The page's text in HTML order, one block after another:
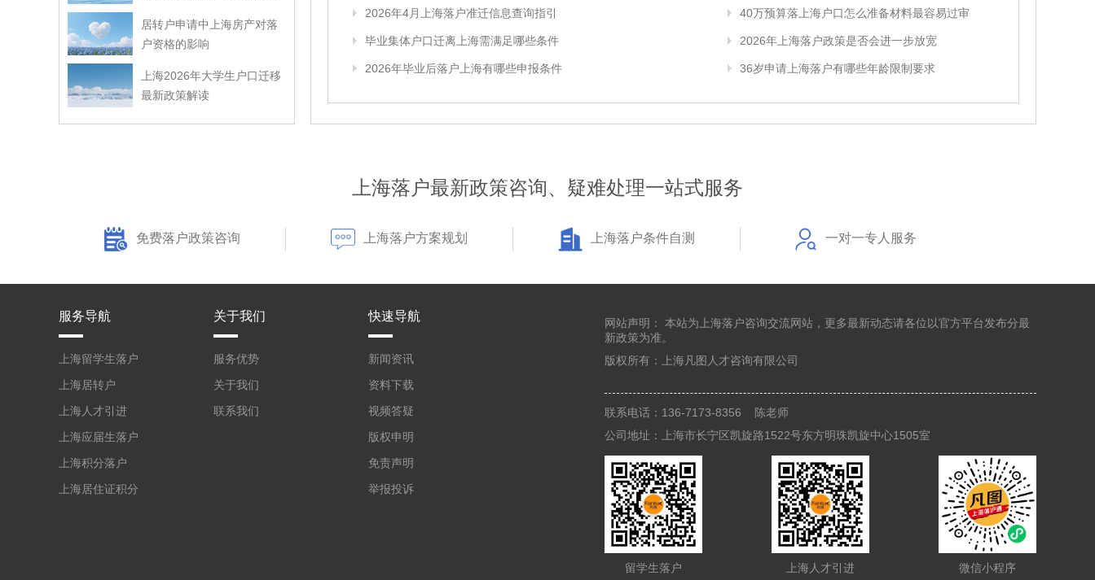
居转户申请中上海房产对落
户资格的影响
上海2026年大学生户口迁移
最新政策解读
2026年4月上海落户准迁信息查询指引
毕业集体户口迁离上海需满足哪些条件
2026年毕业后落户上海有哪些申报条件
40万预算落上海户口怎么准备材料最容易过审
2026年上海落户政策是否会进一步放宽
36岁申请上海落户有哪些年龄限制要求
上海落户最新政策咨询、疑难处理一站式服务
免费落户政策咨询 上海落户方案规划 上海落户条件自测 一对一专人服务
服务导航
上海留学生落户
上海居转户
上海人才引进
上海应届生落户
上海积分落户
上海居住证积分
关于我们
服务优势
关于我们
联系我们
快速导航
新闻资讯
资料下载
视频答疑
版权申明
免责声明
举报投诉
网站声明：
本站为上海落户咨询交流网站，更多最新动态请各位以官方平台发布分最
新政策为准。
版权所有：
上海凡图人才咨询有限公司
联系电话：136-7173-8356 陈老师
公司地址：上海市长宁区凯旋路1522号东方明珠凯旋中心1505室
留学生落户 上海人才引进 微信小程序